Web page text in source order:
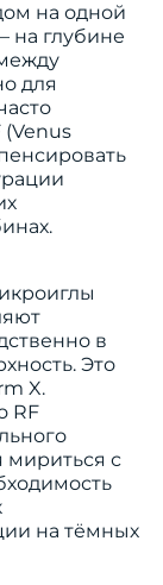
на одной
на глубине
для
в
Это
X.
RF
мириться с
на тёмных